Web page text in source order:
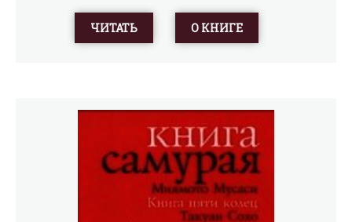
ЧИТАТЬ О КНИГЕ